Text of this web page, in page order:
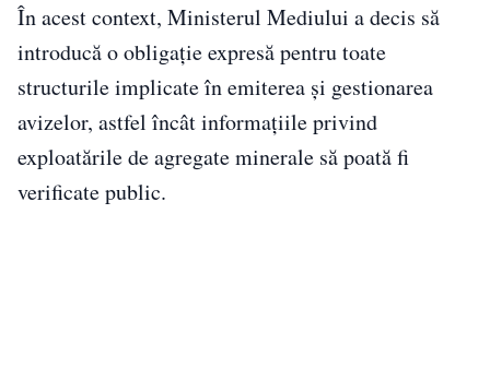
În acest context, Ministerul Mediului a decis să
introducă o obligație expresă pentru toate
structurile implicate în emiterea și gestionarea
avizelor, astfel încât informațiile privind
exploatările de agregate minerale să poată fi
verificate public.